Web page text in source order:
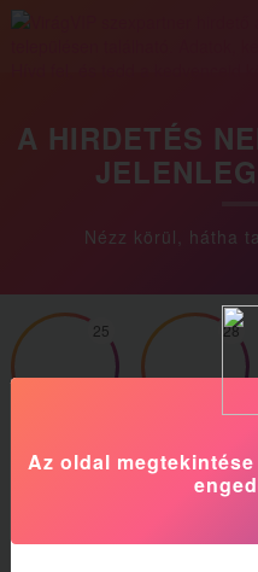
A HIRDETÉS
Nézz körül, hátha
25 28
Az oldal